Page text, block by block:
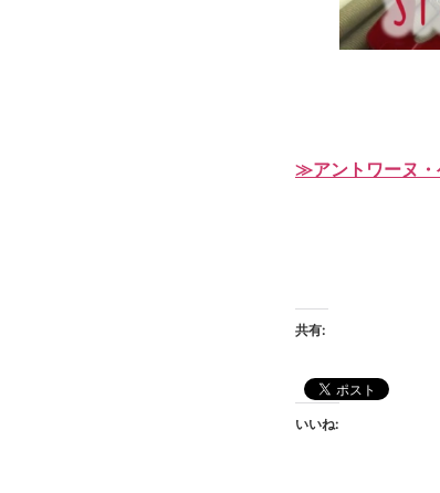
≫アントワーヌ・
共有:
いいね: